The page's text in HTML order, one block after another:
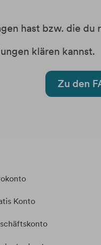
hast bzw. die du
klären kannst.
Zu den
Konto